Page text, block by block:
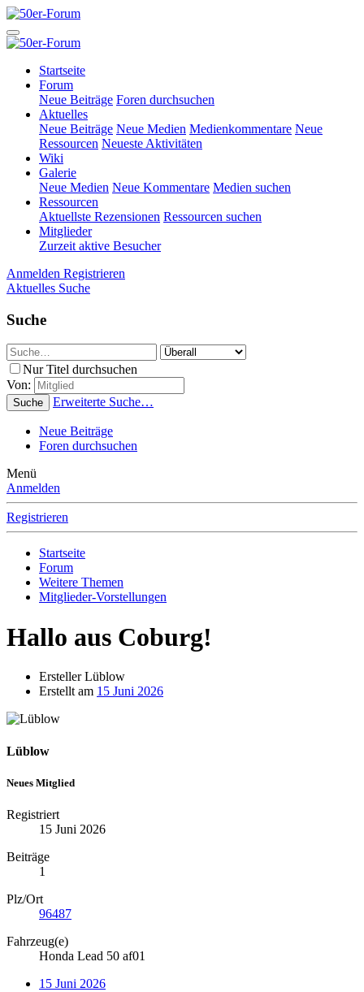
Startseite
Forum
Neue Beiträge Foren durchsuchen
Aktuelles
Neue Beiträge Neue Medien Medienkommentare Neue
Ressourcen Neueste Aktivitäten
Wiki
Galerie
Neue Medien Neue Kommentare Medien suchen
Ressourcen
Aktuellste Rezensionen Ressourcen suchen
Mitglieder
Zurzeit aktive Besucher
Anmelden Registrieren
Aktuelles Suche
Suche
Nur Titel durchsuchen
Von:
Suche Erweiterte Suche…
Neue Beiträge
Foren durchsuchen
Menü
Anmelden
Registrieren
Startseite
Forum
Weitere Themen
Mitglieder-Vorstellungen
Hallo aus Coburg!
ErstellerLüblow
Erstellt am 15 Juni 2026
Lüblow
Neues Mitglied
Registriert
15 Juni 2026
Beiträge
1
Plz/Ort
96487
Fahrzeug(e)
Honda Lead 50 af01
15 Juni 2026